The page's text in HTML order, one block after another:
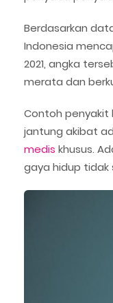
Berdasarkan
Indonesia
2021, angka
merata dan
Contoh penyakit
jantung akibat
medis khusus.
gaya hidup tidak